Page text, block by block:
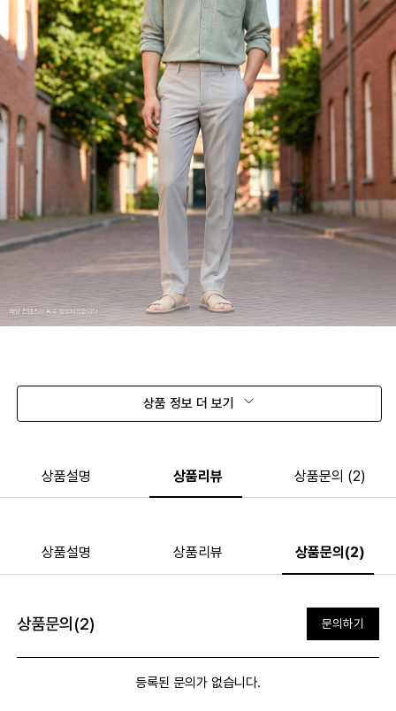
상품 정보 더 보기
상품설명 상품리뷰 상품문의 (2)
상품설명 상품리뷰 상품문의(2)
상품문의(2) 문의하기
등록된 문의가 없습니다.